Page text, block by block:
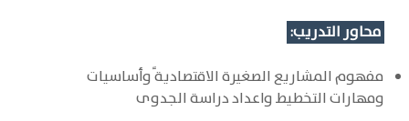
محاور التدريب:
مفهوم المشاريع الصغيرة الاقتصادية ًوأساسيات
ومهارات التخطيط واعداد دراسة الجدوى